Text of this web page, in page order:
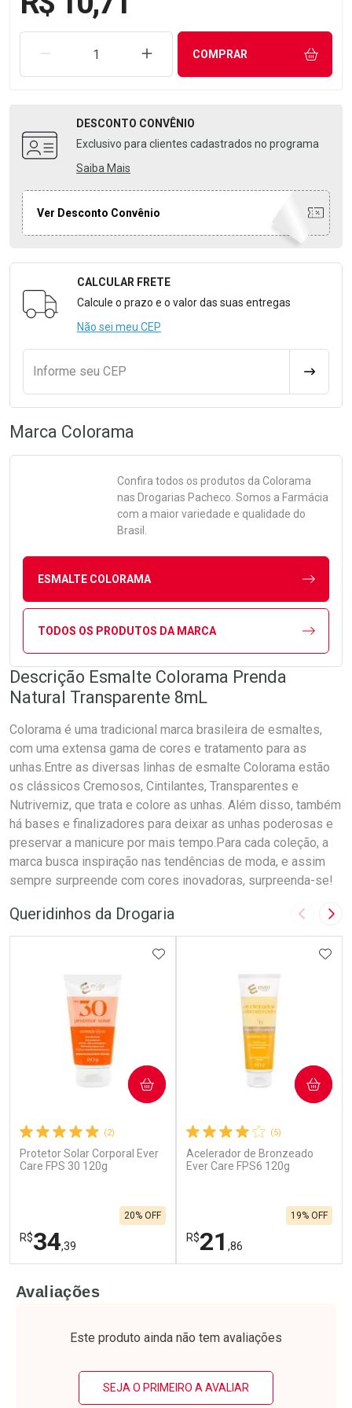
REMOVER UMA UNIDADEAUMENTAR UMA UNIDADE
COMPRAR
DESCONTO CONVÊNIO
Exclusivo para clientes cadastrados no programa
Saiba Mais
Ver Desconto Convênio
Formulário para Calcular o Frete
CALCULAR FRETE
Calcule o prazo e o valor das suas entregas
Não sei meu CEP
Informe seu CEP
Marca Colorama
Confira todos os produtos da Colorama
nas Drogarias Pacheco. Somos a Farmácia
com a maior variedade e qualidade do
Brasil.
ESMALTE COLORAMA
TODOS OS PRODUTOS DA MARCA
Descrição Esmalte Colorama Prenda
Natural Transparente 8mL
Colorama é uma tradicional marca brasileira de esmaltes,
com uma extensa gama de cores e tratamento para as
unhas.Entre as diversas linhas de esmalte Colorama estão
os clássicos Cremosos, Cintilantes, Transparentes e
Nutriverniz, que trata e colore as unhas. Além disso, também
há bases e finalizadores para deixar as unhas poderosas e
preservar a manicure por mais tempo.Para cada coleção, a
marca busca inspiração nas tendências de moda, e assim
sempre surpreende com cores inovadoras, surpreenda-se!
Queridinhos da Drogaria Imagem
(2)
Protetor Solar Corporal Ever
Care FPS 30 120g
R$34,39
20% OFF
ADICIONAR AOS FAVORITOS
COMPRAR
Laboratório
Por Menos
(5)
Acelerador de Bronzeado
Ever Care FPS6 120g
R$21 ,86
19% OFF
COMPRAR
Laboratório
Por Menos
Avaliações
Este produto ainda não tem avaliações
SEJA O PRIMEIRO A AVALIAR